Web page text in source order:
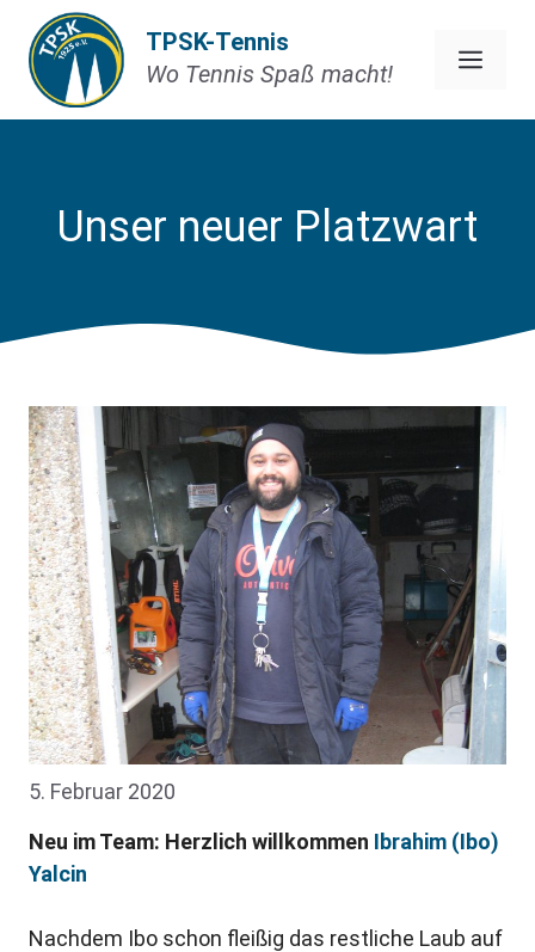
Inhalt
springen
TPSK-Tennis
Wo Tennis Spaß macht!
Unser neuer Platzwart
5. Februar 2020
Neu im Team: Herzlich willkommen Ibrahim (Ibo)
Yalcin
Nachdem Ibo schon fleißig das restliche Laub auf